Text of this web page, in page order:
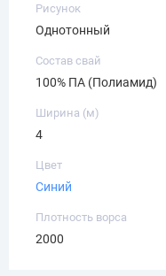
Рисунок
Однотонный
Состав свай
100% ПА (Полиамид)
Ширина (м)
4
Цвет
Синий
Плотность ворса
2000